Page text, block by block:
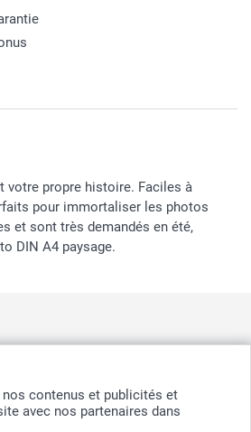
contenus et publicités et
avec nos partenaires dans
votre propre histoire. Faciles à
pour immortaliser les photos
et sont très demandés en été,
DIN A4 paysage.